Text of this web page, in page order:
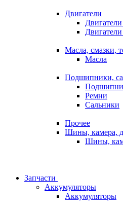
Двигатели
Масла, смазки,
Масла
Подшипники,
Ремни
Сальники
Прочее
Шины, камера,
Шины,
Запчасти
Аккумуляторы
Аккумуляторы